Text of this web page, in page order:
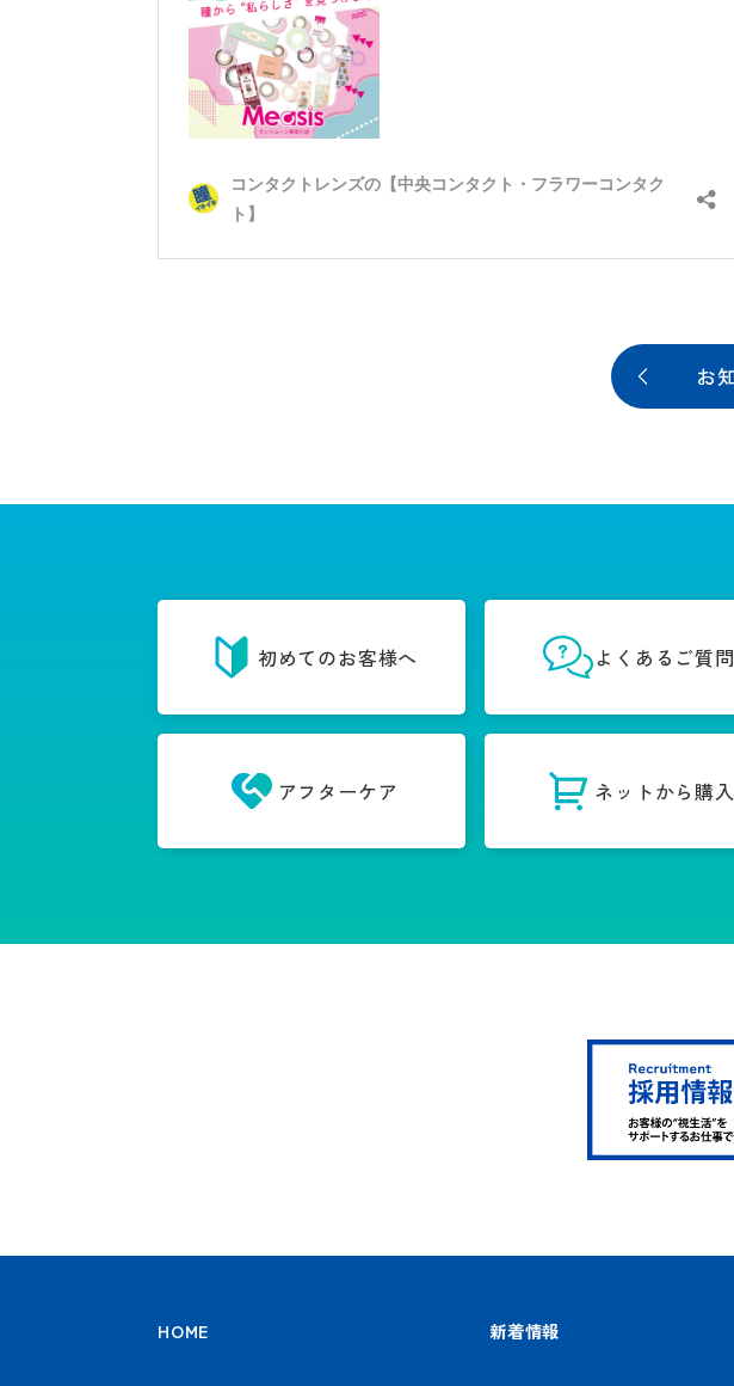
お
初めてのお客様へ よくあるご質問
アフターケア ネットから購入
HOME 新着情報